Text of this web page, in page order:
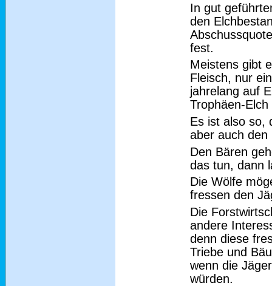
In gut
den
fest.
Meistens gibt
Fleisch, nur
jahrelang auf
Trophäen-
Es ist also so,
aber auch den
Den Bären
das tun, dann
Die Wölfe
fressen den
Die
andere
denn diese
Triebe und
wenn die
würden.